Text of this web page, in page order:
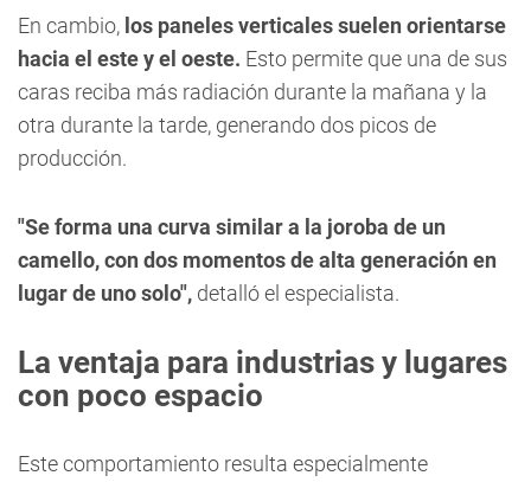
En cambio, los paneles verticales suelen orientarse
hacia el este y el oeste. Esto permite que una de sus
caras reciba más radiación durante la mañana y la
otra durante la tarde, generando dos picos de
producción.
"Se forma una curva similar a la joroba de un
camello, con dos momentos de alta generación en
lugar de uno solo", detalló el especialista.
La ventaja para industrias y lugares
con poco espacio
Este comportamiento resulta especialmente